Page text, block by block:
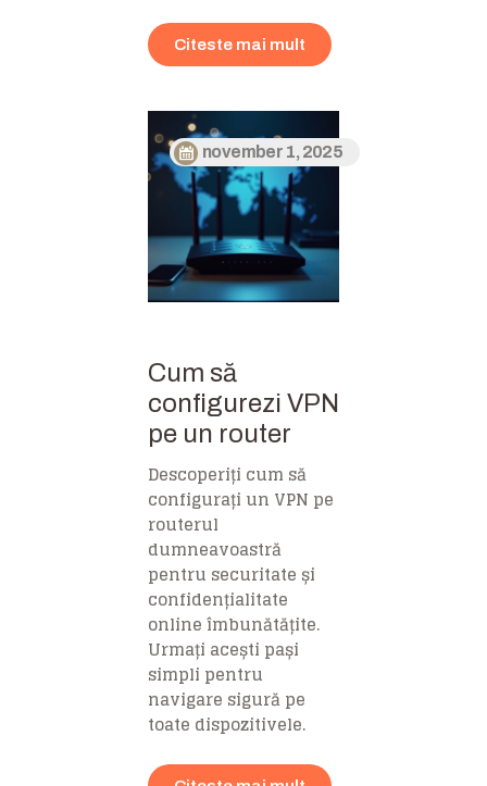
Citeste mai mult
november 1, 2025
Cum să
configurezi VPN
pe un router
Descoperiți cum să
configurați un VPN pe
routerul
dumneavoastră
pentru securitate și
confidențialitate
online îmbunătățite.
Urmați acești pași
simpli pentru
navigare sigură pe
toate dispozitivele.